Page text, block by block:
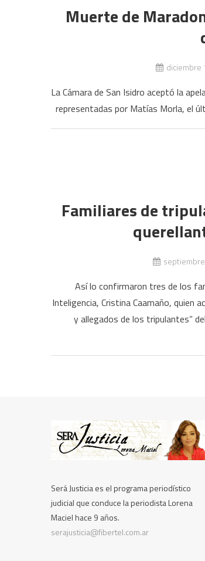
Muerte de
diciembre
La Cámara de San Isidro aceptó la
representadas por Matías Morla, el
Familiares de
Así lo confirmaron tres de los
Inteligencia, Cristina Caamaño, quien
y allegados de los tripulantes”
Será Justicia es el programa periodístico
judicial que conduce la periodista Lorena
Maciel hace 9 años.
serajusticia@fibertel.com.ar